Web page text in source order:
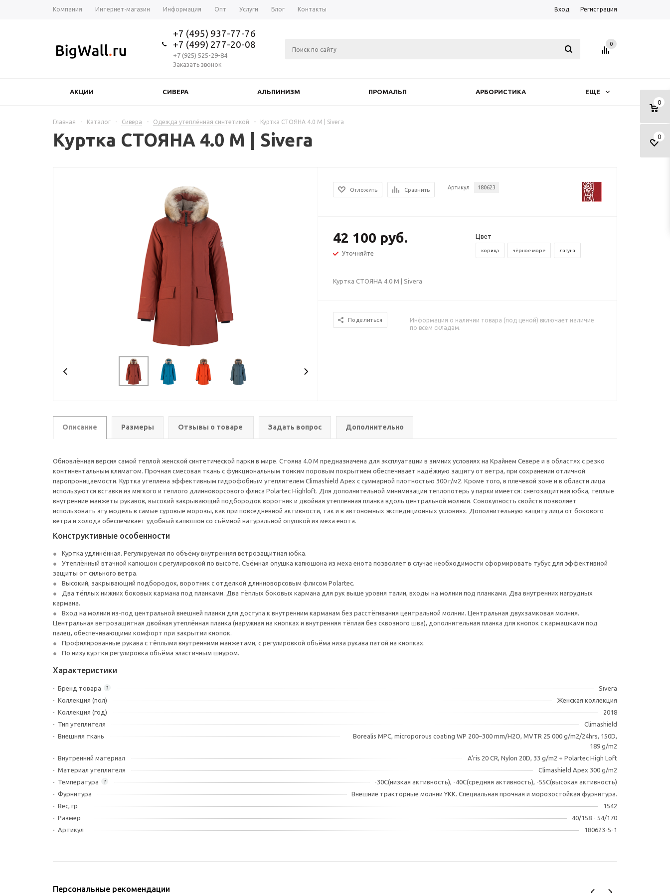
Компания Интернет-магазин Информация Опт Услуги Блог Контакты Вход Регистрация
+7 (495) 937-77-76
+7 (499) 277-20-08
+7 (925) 525-29-84
Заказать звонок
0
0
0
АКЦИИ СИВЕРА АЛЬПИНИЗМ ПРОМАЛЬП АРБОРИСТИКА ЕЩЕ
Главная - Каталог - Сивера - Одежда утеплённая синтетикой - Куртка СТОЯНА 4.0 М | Sivera
Куртка СТОЯНА 4.0 М | Sivera
Отложить Сравнить Артикул 180623
42 100 руб.
Уточняйте
Цвет
корица чёрное море лагуна
Куртка СТОЯНА 4.0 М | Sivera
Поделиться
Информация о наличии товара (под ценой) включает наличие
по всем складам.
Описание Размеры Отзывы о товаре Задать вопрос Дополнительно
Обновлённая версия самой теплой женской синтетической парки в мире. Стояна 4.0 М предназначена для эксплуатации в зимних условиях на Крайнем Севере и в областях с резко
континентальным климатом. Прочная смесовая ткань с функциональным тонким поровым покрытием обеспечивает надёжную защиту от ветра, при сохранении отличной
паропроницаемости. Куртка утеплена эффективным гидрофобным утеплителем Climashield Apex с суммарной плотностью 300 г/м2. Кроме того, в плечевой зоне и в области лица
используются вставки из мягкого и теплого длинноворсового флиса Polartec Highloft. Для дополнительной минимизации теплопотерь у парки имеется: снегозащитная юбка, теплые
внутренние манжеты рукавов, высокий закрывающий подбородок воротник и двойная утепленная планка вдоль центральной молнии. Совокупность свойств позволяет
использовать эту модель в самые суровые морозы, как при повседневной активности, так и в автономных экспедиционных условиях. Дополнительную защиту лица от бокового
ветра и холода обеспечивает удобный капюшон со съёмной натуральной опушкой из меха енота.
Конструктивные особенности
Куртка удлинённая. Регулируемая по объёму внутренняя ветрозащитная юбка.
Утеплённый втачной капюшон с регулировкой по высоте. Съёмная опушка капюшона из меха енота позволяет в случае необходимости сформировать тубус для эффективной
защиты от сильного ветра.
Высокий, закрывающий подбородок, воротник c отделкой длинноворсовым флисом Polartec.
Два тёплых нижних боковых кармана под планками. Два тёплых боковых кармана для рук выше уровня талии, входы на молнии под планками. Два внутренних нагрудных
кармана.
Вход на молнии из-под центральной внешней планки для доступа к внутренним карманам без расстёгивания центральной молнии. Центральная двухзамковая молния.
Центральная ветрозащитная двойная утеплённая планка (наружная на кнопках и внутренняя тёплая без сквозного шва), дополнительная планка для кнопок с кармашками под
палец, обеспечивающими комфорт при закрытии кнопок.
Профилированные рукава с тёплыми внутренними манжетами, с регулировкой объёма низа рукава патой на кнопках.
По низу куртки регулировка объёма эластичным шнуром.
Характеристики
?
Бренд товара
Sivera
Коллекция (пол)
Женская коллекция
Коллекция (год)
2018
Тип утеплителя
Climashield
Внешняя ткань
Borealis MPC, microporous coating WP 200~300 mm/H2O, MVTR 25 000 g/m2/24hrs, 150D,
189 g/m2
Внутренний материал
A'ris 20 CR, Nylon 20D, 33 g/m2 + Polartec High Loft
Материал утеплителя
Climashield Apex 300 g/m2
?
Температура
-30C(низкая активность), -40C(средняя активность), -55C(высокая активность)
Фурнитура
Внешние тракторные молнии YKK. Специальная прочная и морозостойкая фурнитура.
Вес, гр
1542
Размер
40/158 - 54/170
Артикул
180623-5-1
Персональные рекомендации